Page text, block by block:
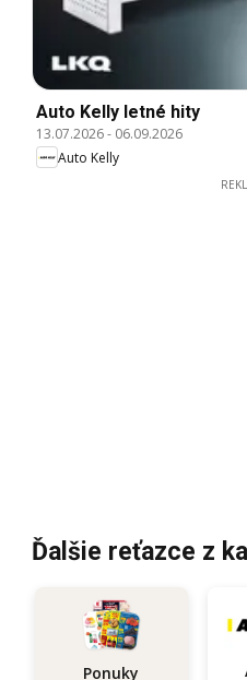
Auto Kelly letné hity
13.07.2026- 06.09.2026
Auto Kelly
Ďalšie reťazce z
Ponuky